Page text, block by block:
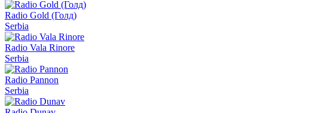
Radio Gold (Голд)
Serbia
Radio Vala Rinore
Serbia
Radio Pannon
Serbia